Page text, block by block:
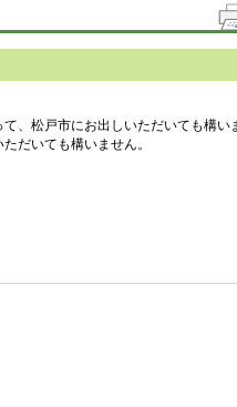
、松戸市にお出しいただいても構い
だいても構いません。